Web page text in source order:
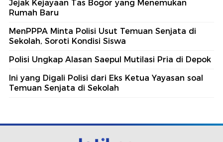
Jejak Kejayaan Tas Bogor yang Menemukan
Rumah Baru
MenPPPA Minta Polisi Usut Temuan Senjata di
Sekolah, Soroti Kondisi Siswa
Polisi Ungkap Alasan Saepul Mutilasi Pria di Depok
Ini yang Digali Polisi dari Eks Ketua Yayasan soal
Temuan Senjata di Sekolah